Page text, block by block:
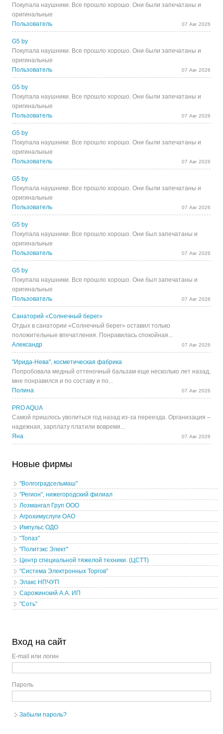
Покупала наушники. Все прошло хорошо. Они были запечатаны и
оригинальные
Пользователь
07 Авг 2026
G5 by
Покупала наушники. Все прошло хорошо. Они были запечатаны и
оригинальные
Пользователь
07 Авг 2026
G5 by
Покупала наушники. Все прошло хорошо. Они были запечатаны и
оригинальные
Пользователь
07 Авг 2026
G5 by
Покупала наушники. Все прошло хорошо. Они были запечатаны и
оригинальные
Пользователь
07 Авг 2026
G5 by
Покупала наушники. Все прошло хорошо. Они были запечатаны и
оригинальные
Пользователь
07 Авг 2026
G5 by
Покупала наушники. Все прошло хорошо. Они был запечатаны и
оригинальные
Пользователь
07 Авг 2026
G5 by
Покупала наушники. Все прошло хорошо. Они был запечатаны и
оригинальные
Пользователь
07 Авг 2026
Санаторий «Солнечный берег»
Отдых в санатории «Солнечный берег» оставил только
положительные впечатления. Понравилась спокойная...
Александр
07 Авг 2026
"Ирида-Нева", косметическая фабрика
Попробовала медный оттеночный бальзам еще несколько лет назад,
мне понравился и по составу и по...
Полина
07 Авг 2026
PRO AQUA
Самой пришлось уволиться год назад из-за переезда. Организация –
надежная, зарплату платили вовремя...
Яна
07 Авг 2026
Новые фирмы
"Волгоградсельмаш"
"Регион", нижегородский филиал
Лозмангал Груп ООО
Агрохимуслуги ОАО
Импульс ОДО
"Топаз"
"Политэкс Элект"
Центр специальной тяжелой техники. (ЦСТТ)
"Система Электронных Торгов"
Элакс НПЧУП
Сарожинский А.А. ИП
"Соть"
Вход на сайт
E-mail или логин
Пароль
Забыли пароль?